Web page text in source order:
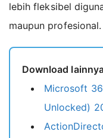
Available Versions
Related Apps
lebih fleksibel
maupun profesional.
Download
Microsoft
Unlocked)